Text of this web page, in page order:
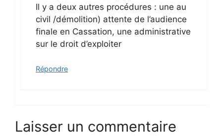
Il y a deux autres procédures : une au
civil /démolition) attente de l’audience
finale en Cassation, une administrative
sur le droit d’exploiter
Répondre
Laisser un commentaire